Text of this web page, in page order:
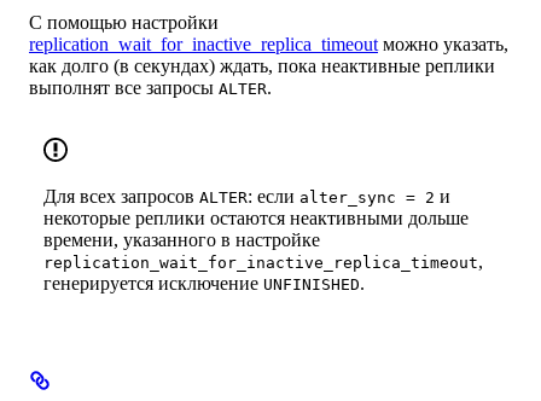
С помощью настройки
replication_wait_for_inactive_replica_timeout можно указать,
как долго (в секундах) ждать, пока неактивные реплики
выполнят все запросы ALTER.
Для всех запросов ALTER: если alter_sync = 2 и
некоторые реплики остаются неактивными дольше
времени, указанного в настройке
replication_wait_for_inactive_replica_timeout,
генерируется исключение UNFINISHED.